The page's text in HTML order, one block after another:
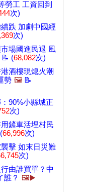
勞工 工資回到
次)
跌 加劇中國經
次)
場國進民退 風
📝 (68,082次)
酒樓現熄火潮
勢 🖼️ 📝
90%小縣城正
次)
鏟車活埋村民
(66,996次)
擊 如末日災難
次)
由誰買單？中
誰？ 🖼️▶️